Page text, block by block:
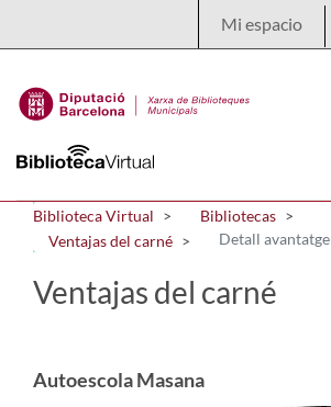
Mi espacio
Biblioteca Virtual
Bibliotecas
Ventajas del carné
Detall avantatge
Ventajas del carné
Autoescola Masana